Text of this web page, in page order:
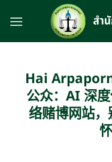
Hai
公众：AI 深
络赌博网站